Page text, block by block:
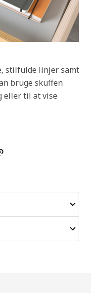
stilfulde linjer samt
bruge skuffen
eller til at vise